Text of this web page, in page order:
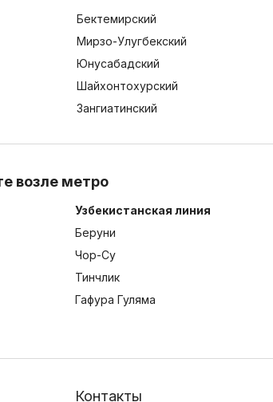
Бектемирский
Мирзо-Улугбекский
Юнусабадский
Шайхонтохурский
Зангиатинский
возле метро
Узбекистанская линия
Беруни
Чор-Су
Тинчлик
Гафура Гуляма
Контакты